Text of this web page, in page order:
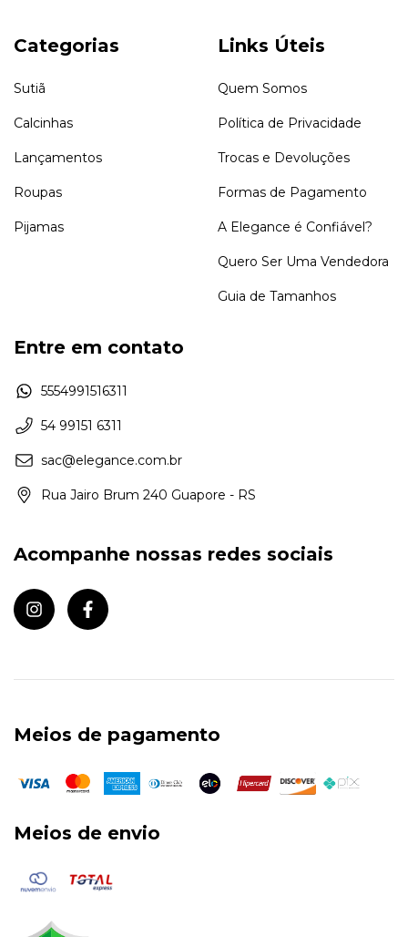
Categorias
Sutiã
Calcinhas
Lançamentos
Roupas
Pijamas
Links Úteis
Quem Somos
Política de Privacidade
Trocas e Devoluções
Formas de Pagamento
A Elegance é Confiável?
Quero Ser Uma Vendedora
Guia de Tamanhos
Entre em contato
5554991516311
54 99151 6311
sac@elegance.com.br
Rua Jairo Brum 240 Guapore - RS
Acompanhe nossas redes sociais
Meios de pagamento
Meios de envio